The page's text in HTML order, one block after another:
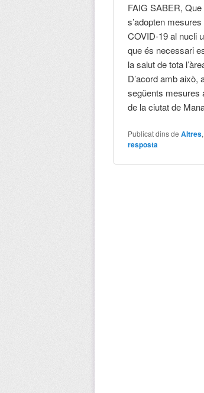
FAIG SABER, Que
s’adopten
COVID-19 al nucli
que és necessari
la salut de tota
D’acord amb això,
següents mesures
de la ciutat de
Publicat dins de Altres,
resposta